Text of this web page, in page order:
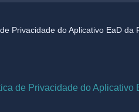
Privacidade do Aplicativo EaD da
de Privacidade do Aplicativo